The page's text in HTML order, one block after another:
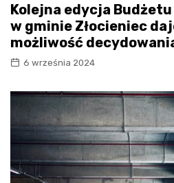
Kolejna edycja
w gminie Złocieniec
możliwość
6 września 2024